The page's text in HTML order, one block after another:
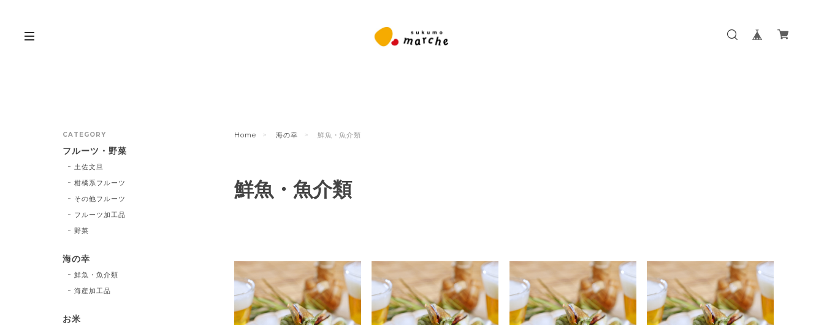
Home 海の幸 鮮魚・魚介類
鮮魚・魚介類
CATEGORY
フルーツ・野菜
土佐文旦
柑橘系フルーツ
その他フルーツ
フルーツ加工品
野菜
海の幸
鮮魚・魚介類
海産加工品
お米